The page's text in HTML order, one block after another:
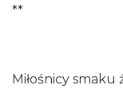
**
Miłośnicy smaku